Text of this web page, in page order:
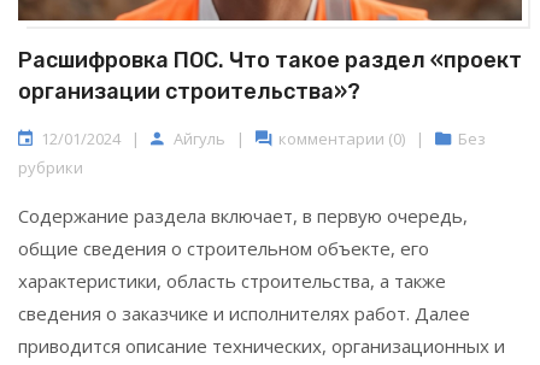
Расшифровка ПОС. Что такое раздел «проект
организации строительства»?
12/01/2024 | Айгуль | комментарии (0) |
Без
рубрики
Содержание раздела включает, в первую очередь,
общие сведения о строительном объекте, его
характеристики, область строительства, а также
сведения о заказчике и исполнителях работ. Далее
приводится описание технических, организационных и